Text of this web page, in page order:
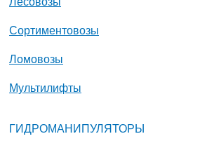
Сортиментовозы
Ломовозы
Мультилифты
ГИДРОМАНИПУЛЯТОРЫ